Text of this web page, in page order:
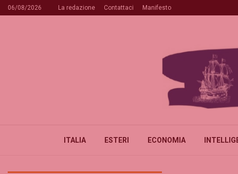
06/08/2026 La redazione Contattaci Manifesto
ITALIA ESTERI ECONOMIA